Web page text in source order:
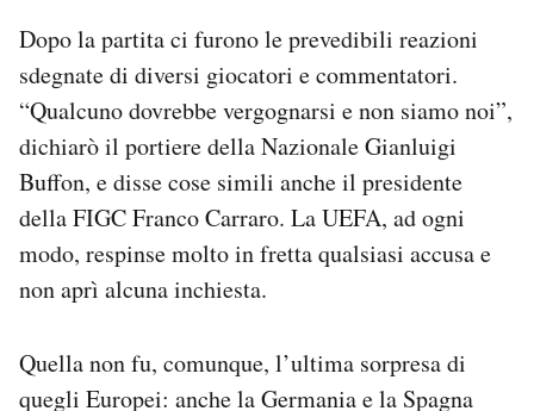
Dopo la partita ci furono le prevedibili reazioni
sdegnate di diversi giocatori e commentatori.
“Qualcuno dovrebbe vergognarsi e non siamo noi”,
dichiarò il portiere della Nazionale Gianluigi
Buffon, e disse cose simili anche il presidente
della FIGC Franco Carraro. La UEFA, ad ogni
modo, respinse molto in fretta qualsiasi accusa e
non aprì alcuna inchiesta.
Quella non fu, comunque, l’ultima sorpresa di
quegli Europei: anche la Germania e la Spagna